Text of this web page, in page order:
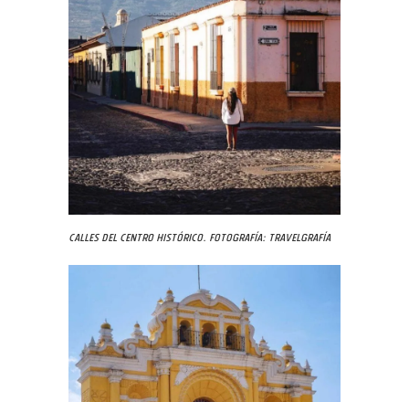
Calles del centro histórico. Fotografía: Travelgrafía